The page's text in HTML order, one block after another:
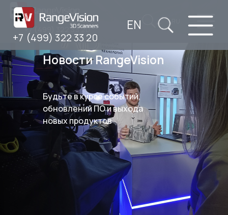
+7 (499) 322 33 20
+7 (499) 322 33 20
EN
Будьте в курсе событий,
обновлений ПО и выхода
новых продуктов
Новости RangeVision